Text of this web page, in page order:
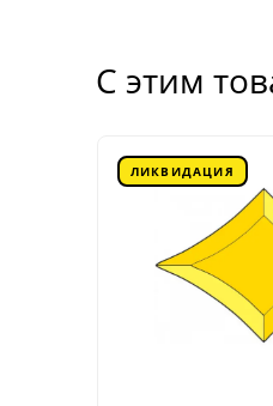
С этим
ЛИКВИДАЦИЯ